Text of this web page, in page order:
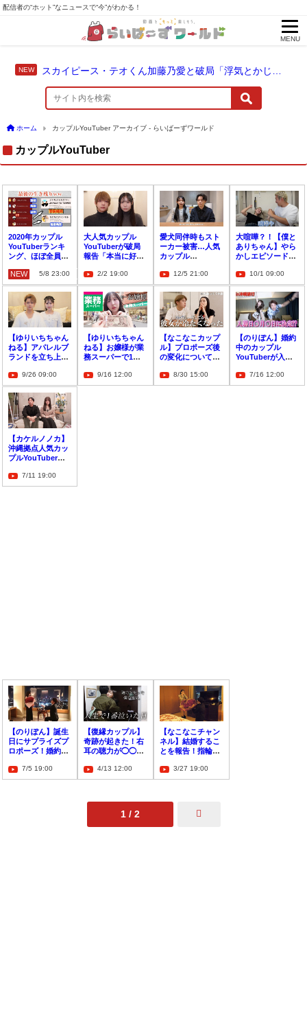
配信者の“ホット”なニュースで“今”がわかる！
MENU
ホーム カップルYouTuber アーカイブ - らいばーずワールド
カップルYouTuber
2020年カップル
YouTuberランキ
ング、ほぼ全員破
ャルジャルだけ
NEW 5/8 23:00
大人気カップル
YouTuberが破局
報告「本当に好き
2/2 19:00
愛犬同伴時もスト
ーカー被害…人気
カップル
訴え「もう限界」
12/5 21:00
大喧嘩？！【僕と
ありちゃん】やら
かしエピソードを
10/1 09:00
【ゆりいちちゃん
ねる】アパレルブ
ランドを立ち上げ
9/26 09:00
【ゆりいちちゃん
ねる】お嬢様が業
務スーパーで1万
9/16 12:00
【なこなこカップ
ル】プロポーズ後
の変化について赤
8/30 15:00
【のりぽん】婚約
中のカップル
YouTuberが入籍
に！？7/16 12:00
【カケルノノカ】
沖縄拠点人気カッ
プルYouTuberが
7/11 19:00
【のりぽん】誕生
日にサプライズプ
ロポーズ！婚約し
7/5 19:00
【復縁カップル】
奇跡が起きた！右
耳の聴力が◯◯し
4/13 12:00
【なこなこチャン
ネル】結婚するこ
とを報告！指輪は
3/27 19:00
1 / 2